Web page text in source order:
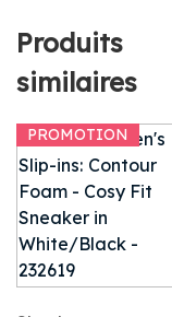
Produits
similaires
PROMOTION